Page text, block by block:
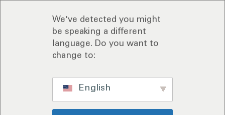
We've detected you might
be speaking a different
language. Do you want to
change to:
English